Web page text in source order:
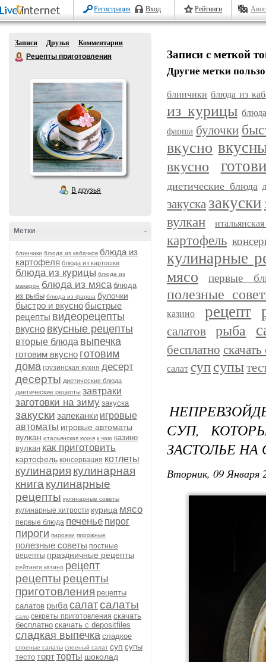
Регистрация Вход Рейтинги
Записи Друзья
Комментарии
Рецепты приготовления
В друзья
-
Метки
блинчики блюда из кабачков блюда из
картофеля блюда из картошки
блюда из курицы блюда из
макарон блюда из мяса блюда
из рыбы блюда из фарша булочки
быстро и вкусно быстрые
рецепты видеорецепты
вкусно вкусные рецепты
вторые блюда выпечка
готовим вкусно готовим
дома грузинская кухня десерт
десерты диетические блюда
диетические рецепты завтраки
заготовки на зиму закуска
закуски запеканки игровые
автоматы игровые автоматы
вулкан итальянская кухня к чаю казино
вулкан как приготовить
картофель консервация котлеты
кулинария кулинарная
книга кулинарные
рецепты кулинарные советы
кулинарные хитрости курица мясо
первые блюда печенье пирог
пироги пирожки пирожные
полезные советы постные
рецепты праздничные рецепты
рейтинги казино рецепт
рецепты рецепты
приготовления рецепты
салатов рыбасалатсалаты
сало секреты приготовления скачать
бесплатно скачать с depositfiles
сладкая выпечка сладкое
слоеные салаты слоеный салат суп супы
тесто тортторты шоколад
Записи с меткой
Другие метки
блинчики блюда из
из курицы
фарша булочки
вкусно
вкусно
диетические блюда
закусказакуски
вулкан
картофель
кулинарные
мясо
первые
полезные
казино рецепт
салатов рыба
бесплатно
салат суп супы
СУП,
ЗАСТОЛЬЕ НА
Вторник, 09 Января